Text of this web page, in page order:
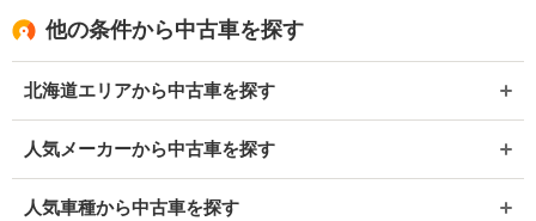
他の条件から中古車を探す
北海道エリアから中古車を探す
人気メーカーから中古車を探す
人気車種から中古車を探す